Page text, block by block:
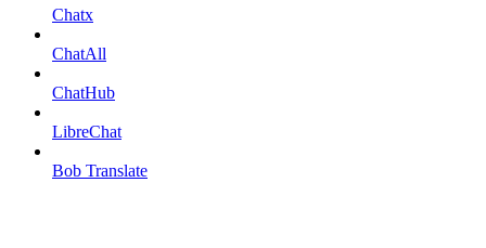
Chatx
ChatAll
ChatHub
LibreChat
Bob Translate